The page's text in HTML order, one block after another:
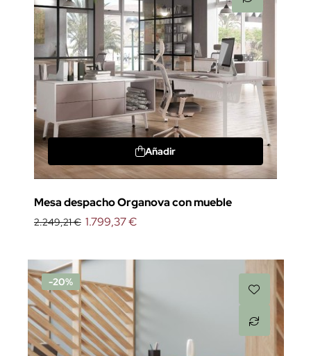
Añadir
Mesa despacho Organova con mueble
2.249,21 € 1.799,37 €
-20%